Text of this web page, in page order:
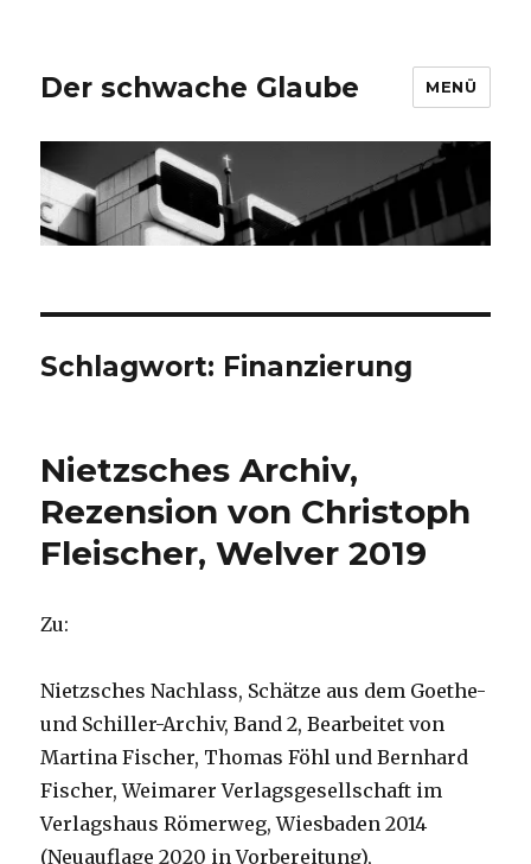
Der schwache Glaube MENÜ
Schlagwort: Finanzierung
Nietzsches Archiv,
Rezension von Christoph
Fleischer, Welver 2019
Zu:
Nietzsches Nachlass, Schätze aus dem Goethe-
und Schiller-Archiv, Band 2, Bearbeitet von
Martina Fischer, Thomas Föhl und Bernhard
Fischer, Weimarer Verlagsgesellschaft im
Verlagshaus Römerweg, Wiesbaden 2014
(Neuauflage 2020 in Vorbereitung),